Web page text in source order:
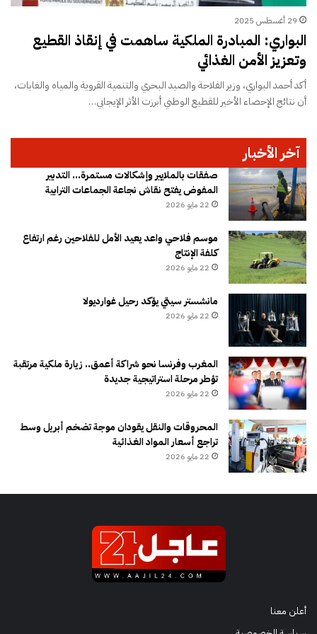
29 أغسطس 2025
البواري: المبادرة الملكية ساهمت في إنقاذ القطيع
وتعزيز الأمن الغذائي
أكد أحمد البواري، وزير الفلاحة والصيد البحري والتنمية القروية والمياه والغابات،
أن نتائج الإحصاء الأخير للقطيع الوطني أبرزت الأثر الإيجابي…
آخر الأخبار
صفقات بالملايير وإشكالات مستمرة… التدبير
المفوض يفتح نقاش نجاعة الجماعات الترابية
22 مايو 2026
موسم فلاحي واعد يعيد الأمل للفلاحين رغم ارتفاع
كلفة الإنتاج
22 مايو 2026
مانشستر سيتي يؤكد رحيل غوارديولا
22 مايو 2026
المغرب وفرنسا نحو شراكة أعمق.. زيارة ملكية مرتقبة
تؤطر مرحلة استراتيجية جديدة
22 مايو 2026
المحروقات والنقل يقودان موجة تضخم أبريل وسط
تراجع أسعار المواد الغذائية
22 مايو 2026
أعلن معنا